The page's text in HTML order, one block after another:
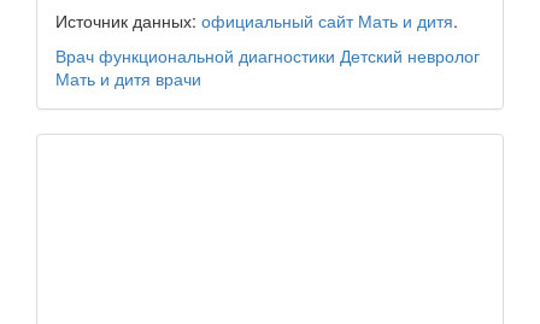
Источник данных: официальный сайт Мать и дитя.
Врач функциональной диагностики Детский невролог
Мать и дитя врачи